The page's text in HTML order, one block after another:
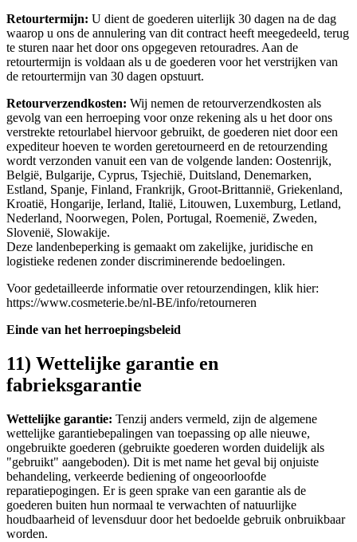
Retourtermijn: U dient de goederen uiterlijk 30 dagen na de dag
waarop u ons de annulering van dit contract heeft meegedeeld, terug
te sturen naar het door ons opgegeven retouradres. Aan de
retourtermijn is voldaan als u de goederen voor het verstrijken van
de retourtermijn van 30 dagen opstuurt.
Retourverzendkosten: Wij nemen de retourverzendkosten als
gevolg van een herroeping voor onze rekening als u het door ons
verstrekte retourlabel hiervoor gebruikt, de goederen niet door een
expediteur hoeven te worden geretourneerd en de retourzending
wordt verzonden vanuit een van de volgende landen: Oostenrijk,
België, Bulgarije, Cyprus, Tsjechië, Duitsland, Denemarken,
Estland, Spanje, Finland, Frankrijk, Groot-Brittannië, Griekenland,
Kroatië, Hongarije, Ierland, Italië, Litouwen, Luxemburg, Letland,
Nederland, Noorwegen, Polen, Portugal, Roemenië, Zweden,
Slovenië, Slowakije.
Deze landenbeperking is gemaakt om zakelijke, juridische en
logistieke redenen zonder discriminerende bedoelingen.
Voor gedetailleerde informatie over retourzendingen, klik hier:
https://www.cosmeterie.be/nl-BE/info/retourneren
Einde van het herroepingsbeleid
11) Wettelijke garantie en
fabrieksgarantie
Wettelijke garantie: Tenzij anders vermeld, zijn de algemene
wettelijke garantiebepalingen van toepassing op alle nieuwe,
ongebruikte goederen (gebruikte goederen worden duidelijk als
"gebruikt" aangeboden). Dit is met name het geval bij onjuiste
behandeling, verkeerde bediening of ongeoorloofde
reparatiepogingen. Er is geen sprake van een garantie als de
goederen buiten hun normaal te verwachten of natuurlijke
houdbaarheid of levensduur door het bedoelde gebruik onbruikbaar
worden.